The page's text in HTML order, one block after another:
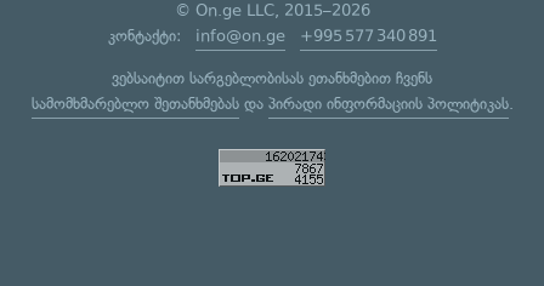
© On.ge LLC, 2015–2026
კონტაქტი: info@on.ge +995 577 340 891
ვებსაიტით სარგებლობისას ეთანხმებით ჩვენს
სამომხმარებლო შეთანხმებასდა პირადი ინფორმაციის პოლიტიკას.